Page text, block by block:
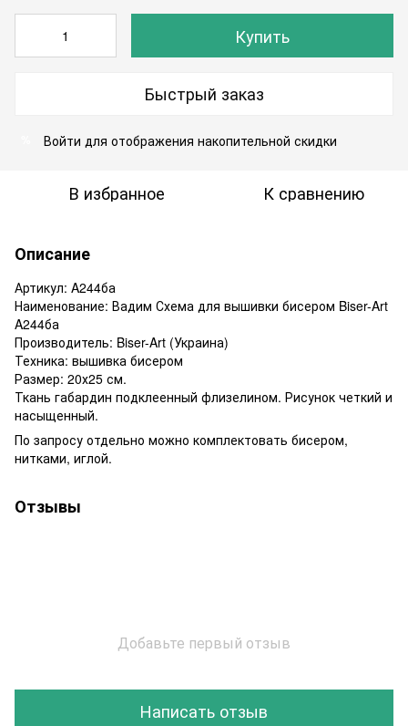
Купить
Быстрый заказ
Войти для отображения накопительной скидки
В избранное К сравнению
Описание
Артикул: A244ба
Наименование: Вадим Схема для вышивки бисером Biser-Art
A244ба
Производитель: Biser-Art (Украина)
Техника: вышивка бисером
Размер: 20х25 см.
Ткань габардин подклеенный флизелином. Рисунок четкий и
насыщенный.
По запросу отдельно можно комплектовать бисером,
нитками, иглой.
Отзывы
Добавьте первый отзыв
Написать отзыв